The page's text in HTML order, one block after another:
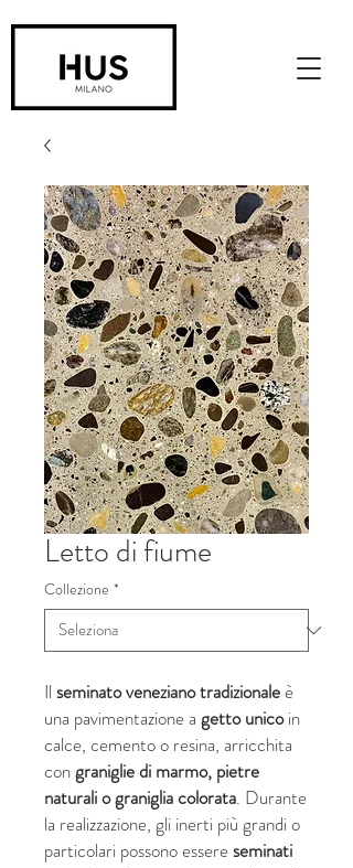
Letto di fiume
Collezione *
Il seminato venezianotradizionaleè
una pavimentazione a getto unicoin
calce, cemento o resina, arricchita
congraniglie di marmo, pietre
naturali o graniglia colorata. Durante
la realizzazione, gli inerti più grandi o
particolari possono essereseminati